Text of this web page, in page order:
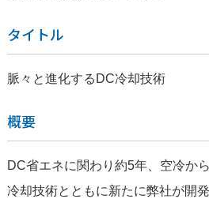
タイトル
脈々と進化するDC冷却技術
概要
DC省エネに関わり約5年、空冷か
冷却技術とともに新たに弊社が開